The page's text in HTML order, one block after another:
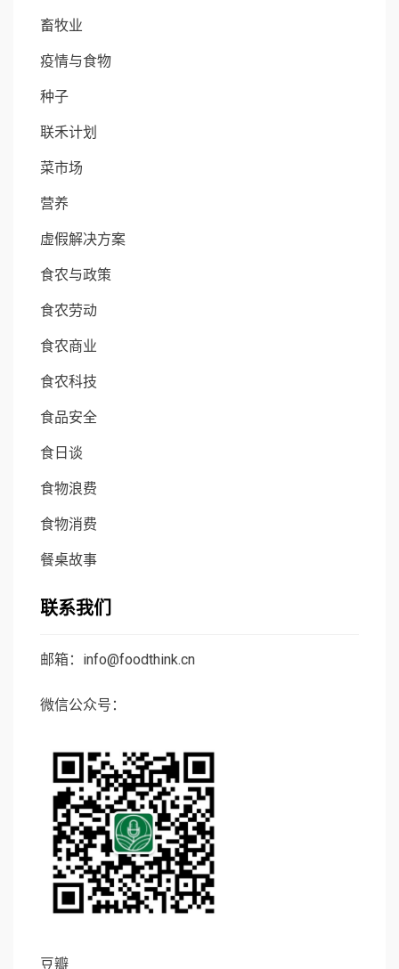
畜牧业
疫情与食物
种子
联禾计划
菜市场
营养
虚假解决方案
食农与政策
食农劳动
食农商业
食农科技
食品安全
食日谈
食物浪费
食物消费
餐桌故事
联系我们
邮箱：info@foodthink.cn
微信公众号：
豆瓣